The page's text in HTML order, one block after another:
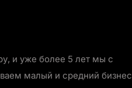
и уже более 5 лет мы с
малый и средний бизнес